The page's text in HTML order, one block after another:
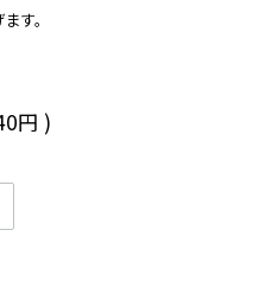
す。
円 )